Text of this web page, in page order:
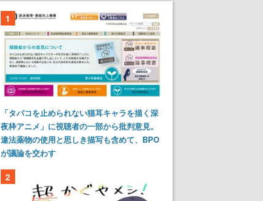
1
「タバコを止められない猫耳キャラを描く深
夜枠アニメ」に視聴者の一部から批判意見。
違法薬物の使用と思しき描写も含めて、BPO
が議論を交わす
2